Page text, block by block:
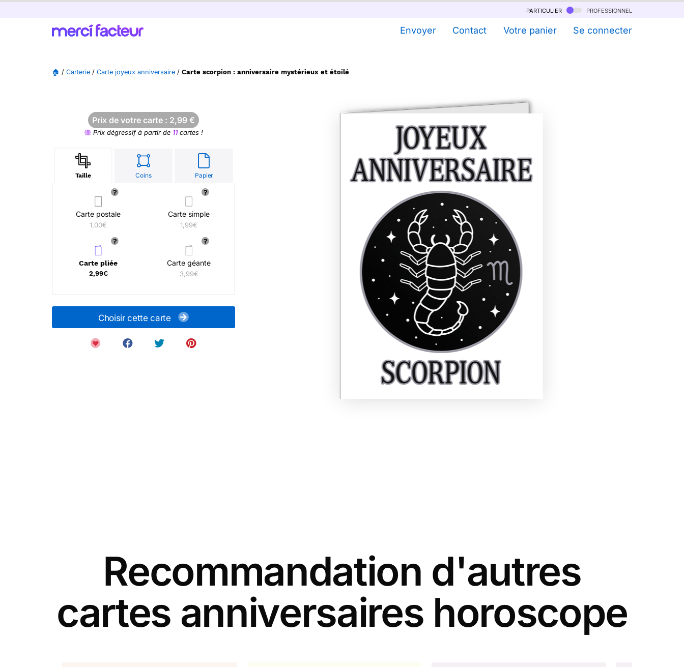
particulier professionnel
Envoyer Contact Votre panier Se connecter
🏠 / Carterie / Carte joyeux anniversaire / Carte scorpion : anniversaire mystérieux et étoilé
Prix de votre carte : 2,99 €
Prix dégressif à partir de 11cartes !
Taille Coins Papier
Carte postale
1,00€
Carte simple
1,99€
Carte pliée
2,99€
Carte géante
3,99€
Choisir cette carte
Recommandation d'autres
cartes anniversaires horoscope